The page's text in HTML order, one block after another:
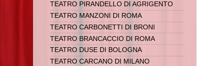
TEATRO PIRANDELLO DI AGRIGENTO
TEATRO MANZONI DI ROMA
TEATRO CARBONETTI DI BRONI
TEATRO BRANCACCIO DI ROMA
TEATRO DUSE DI BOLOGNA
TEATRO CARCANO DI MILANO